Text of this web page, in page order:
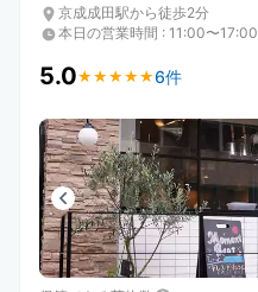
京成成田駅から徒歩2分
本日の営業時間 : 11:00〜17:00
5.0★ ★ ★ ★ ★
★ ★ ★ ★ ★6件